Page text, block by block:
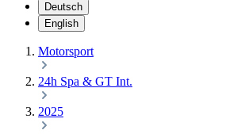
Deutsch
English
Motorsport
24h Spa & GT Int.
2025